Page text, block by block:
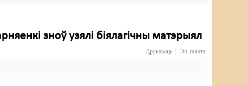
зноў узялі біялагічны матэрыял
Друкаваць Эл. пошта